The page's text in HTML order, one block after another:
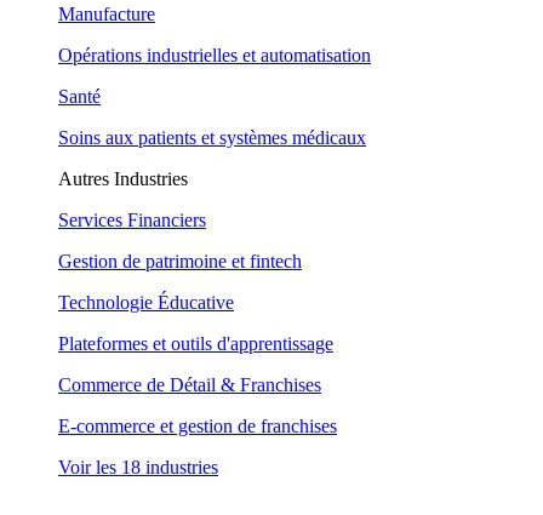
Manufacture
Opérations industrielles et automatisation
Santé
Soins aux patients et systèmes médicaux
Autres Industries
Services Financiers
Gestion de patrimoine et fintech
Technologie Éducative
Plateformes et outils d'apprentissage
Commerce de Détail & Franchises
E-commerce et gestion de franchises
Voir les 18 industries